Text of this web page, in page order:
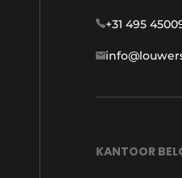
+31 495
KANTOOR